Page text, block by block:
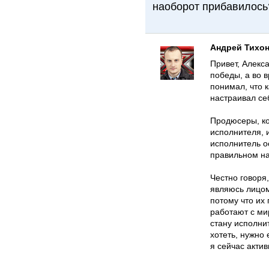
наоборот
Андрей
Привет,
победы, а во
понимал, что
настраивал
Продюсеры,
исполнителя,
исполнитель
правильном
Честно
являюсь
потому что
работают с
стану
хотеть, нужно
я сейчас